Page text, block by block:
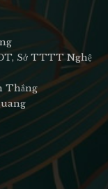
Sở TTTT Nghệ
Thắng